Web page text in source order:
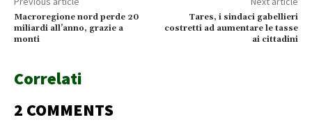
Macroregione nord perde 20
miliardi all’anno, grazie a
monti
Tares, i sindaci gabellieri
costretti ad aumentare le tasse
ai cittadini
Correlati
2 COMMENTS